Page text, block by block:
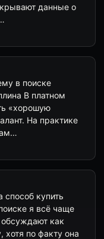
данные о
в поиске
В платном
«хорошую
На практике
способ купить
я всё чаще
как
хотя по факту она